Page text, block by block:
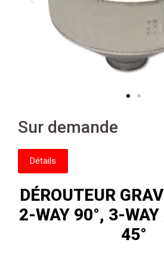
Sur demande
Détails
DÉROUTEUR
2-WAY 90°, 3-
45°